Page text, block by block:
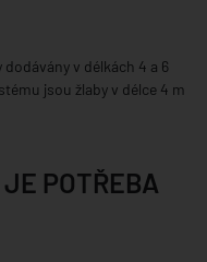
v délkách 4 a 6
jsou žlaby v délce 4 m
POTŘEBA